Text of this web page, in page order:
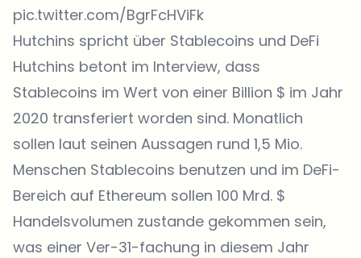
pic.twitter.com/BgrFcHViFk
Hutchins spricht über Stablecoins und DeFi
Hutchins betont im Interview, dass
Stablecoins im Wert von einer Billion $ im Jahr
2020 transferiert worden sind. Monatlich
sollen laut seinen Aussagen rund 1,5 Mio.
Menschen Stablecoins benutzen und im DeFi-
Bereich auf Ethereum sollen 100 Mrd. $
Handelsvolumen zustande gekommen sein,
was einer Ver-31-fachung in diesem Jahr